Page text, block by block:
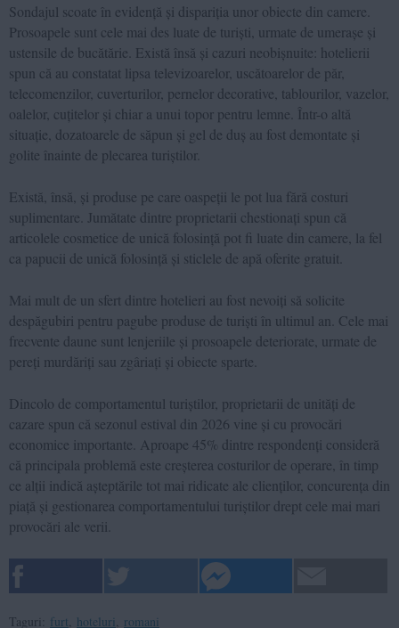
Sondajul scoate în evidență și dispariția unor obiecte din camere.
Prosoapele sunt cele mai des luate de turiști, urmate de umerașe și
ustensile de bucătărie. Există însă și cazuri neobișnuite: hotelierii
spun că au constatat lipsa televizoarelor, uscătoarelor de păr,
telecomenzilor, cuverturilor, pernelor decorative, tablourilor, vazelor,
oalelor, cuțitelor și chiar a unui topor pentru lemne. Într-o altă
situație, dozatoarele de săpun și gel de duș au fost demontate și
golite înainte de plecarea turiștilor.
Există, însă, și produse pe care oaspeții le pot lua fără costuri
suplimentare. Jumătate dintre proprietarii chestionați spun că
articolele cosmetice de unică folosință pot fi luate din camere, la fel
ca papucii de unică folosință și sticlele de apă oferite gratuit.
Mai mult de un sfert dintre hotelieri au fost nevoiți să solicite
despăgubiri pentru pagube produse de turiști în ultimul an. Cele mai
frecvente daune sunt lenjeriile și prosoapele deteriorate, urmate de
pereți murdăriți sau zgâriați și obiecte sparte.
Dincolo de comportamentul turiștilor, proprietarii de unități de
cazare spun că sezonul estival din 2026 vine și cu provocări
economice importante. Aproape 45% dintre respondenți consideră
că principala problemă este creșterea costurilor de operare, în timp
ce alții indică așteptările tot mai ridicate ale clienților, concurența din
piață și gestionarea comportamentului turiștilor drept cele mai mari
provocări ale verii.
Taguri: furt hoteluri romani